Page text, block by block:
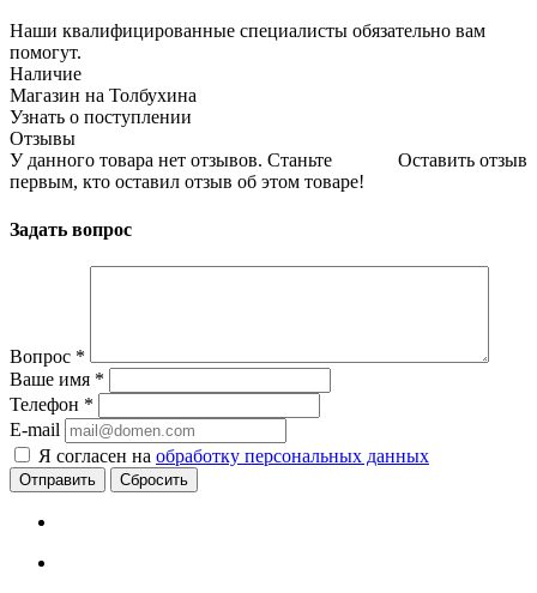
Наши квалифицированные специалисты обязательно вам
помогут.
Наличие
Магазин на Толбухина
Узнать о поступлении
Отзывы
Оставить отзыв
У данного товара нет отзывов. Станьте
первым, кто оставил отзыв об этом товаре!
Задать вопрос
Вопрос *
Ваше имя *
Телефон *
E-mail
Я согласен на обработку персональных данных
Сбросить